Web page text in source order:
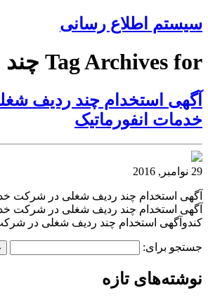
سیستم اطلاع رسانی
Tag Archives for چند خدمات
آگهی استخدام چند ردیف
خدمات انفورماتیک
29 نوامبر, 2016
آگهی استخدام چند ردیف شغلی در شرکت
آگهی استخدام چند ردیف شغلی در شرکت
کندوآگهی استخدام چند ردیف شغلی در
جستجو برای:
نوشته‌های تازه